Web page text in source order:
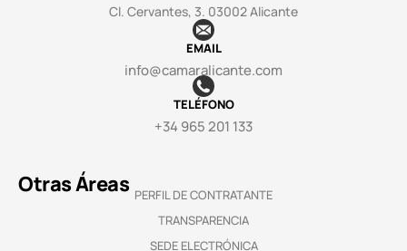
Cl. Cervantes, 3. 03002 Alicante
EMAIL
info@camaralicante.com
TELÉFONO
+34 965 201 133
Otras Áreas PERFIL DE CONTRATANTE
TRANSPARENCIA
SEDE ELECTRÓNICA